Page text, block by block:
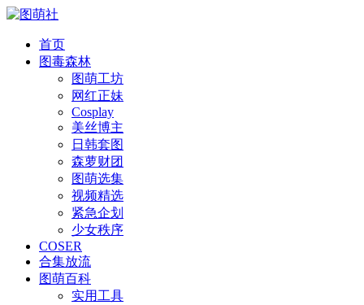
首页
图毒森林
图萌工坊
网红正妹
Cosplay
美丝博主
日韩套图
森萝财团
图萌选集
视频精选
紧急企划
少女秩序
COSER
合集放流
图萌百科
实用工具